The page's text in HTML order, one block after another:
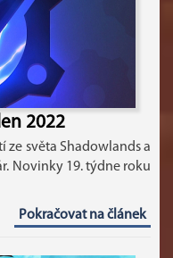
2022
světa Shadowlands a
Novinky 19. týdne roku
Pokračovat na článek